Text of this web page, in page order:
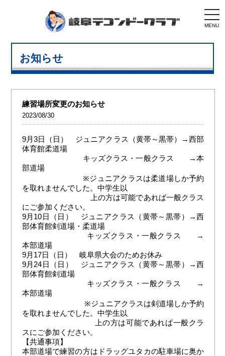
MENU
お知らせ
練習場所変更のお知らせ
2023/08/30
9月3日（日） ジュニアクラス（黄帯～黒帯）→西部
体育館柔道場
キッズクラス・一般クラス →本
部道場
※ジュニアクラスは柔道場しか予約
を取れませんでした。中学生以
上の方は可能であれば一般クラス
にご参加ください。
9月10日（日） ジュニアクラス（黄帯～黒帯）→西
部体育館剣道場・柔道場
キッズクラス・一般クラス →
本部道場
9月17日（日） 岐阜県大会のためお休み
9月24日（日） ジュニアクラス（黄帯～黒帯）→西
部体育館剣道場
キッズクラス・一般クラス →
本部道場
※ジュニアクラスは剣道場しか予約
を取れませんでした。中学生以
上の方は可能であれば一般クラ
スにご参加ください。
【共通事項】
本部道場で練習の方はドラッグユタカの駐車場に奥か